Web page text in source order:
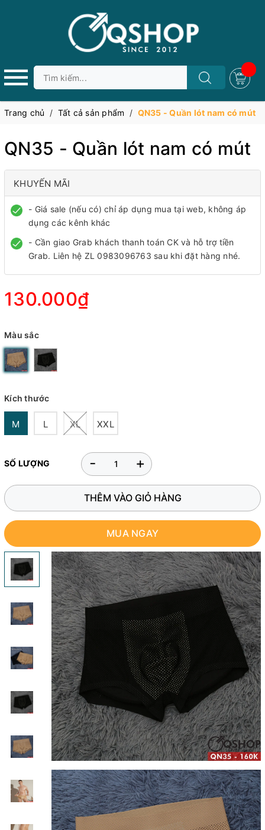
Trang chủ / Tất cả sản phẩm / QN35 - Quần lót nam có mút
QN35 - Quần lót nam có mút
KHUYẾN MÃI
- Giá sale (nếu có) chỉ áp dụng mua tại web, không áp
dụng các kênh khác
- Cần giao Grab khách thanh toán CK và hỗ trợ tiền
Grab. Liên hệ ZL 0983096763 sau khi đặt hàng nhé.
130.000₫
Màu sắc
Kích thước
M L XL XXL
SỐ LƯỢNG +
-
THÊM VÀO GIỎ HÀNG
MUA NGAY